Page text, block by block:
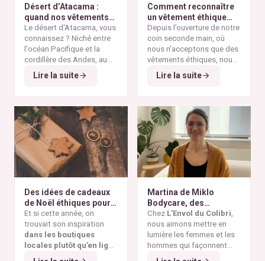
Désert d’Atacama :
quand nos vêtements
finissent à l’autre bout
du monde
Le désert d'Atacama, vous
connaissez ? Niché entre
l'océan Pacifique et la
cordillère des Andes, au
nord du Chili, il est
considéré comme l'un des
minéraux et ses vastes
étendues désertiques en
font un lieu unique au
monde.
Alors pourquoi parler du
désert d'Atacama sur un
depuis plusieurs
décennies, cette région
est devenue l'un des
symboles les plus
frappants de la
pollution
textile mondiale
. On y
découvre aujourd'hui des
montagnes de vêtements
abandonnés, témoins
visibles de la
surproduction textile
des dérives de la
fashion
Lire la suite
Comment reconnaître
un vêtement éthique
selon nos critères ?
Depuis l’ouverture de notre
coin seconde main, où
nous n’acceptons que des
vêtements éthiques, nous
avons remarqué qu’il n’est
pas toujours simple pour
qui répondent à nos
critères de sélection. Entre
les conseils qui circulent
sur les réseaux sociaux et
le greenwashing de
certaines marques, difficile
de s’y retrouver. Voici nos
repères simples et fiables
pour reconnaître un
vêtement réellement
éthique.
Lire la suite
Des idées de cadeaux
de Noël éthiques pour
tous les budgets
Et si cette année, on
trouvait son inspiration
dans les boutiques
locales plutôt qu’en ligne
Et si cette année, Noël
Martina de Miklo
Bodycare, des
déodorants naturels et
zéro déchet A la
rencontre des Colibris
~ 6
Chez L’Envol du Colibri,
nous aimons mettre en
lumière les femmes et les
hommes qui façonnent
une consommation plus